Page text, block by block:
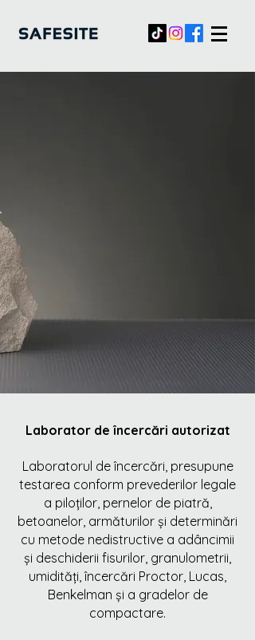
Laborator de încercări autorizat
Laboratorul de încercări, presupune
testarea conform prevederilor legale
a piloților, pernelor de piatră,
betoanelor, armăturilor și determinări
cu metode nedistructive a adâncimii
și deschiderii fisurilor, granulometrii,
umidități, încercări Proctor, Lucas,
Benkelman și a gradelor de
compactare.